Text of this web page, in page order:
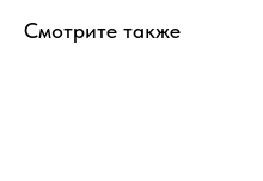
Смотрите также